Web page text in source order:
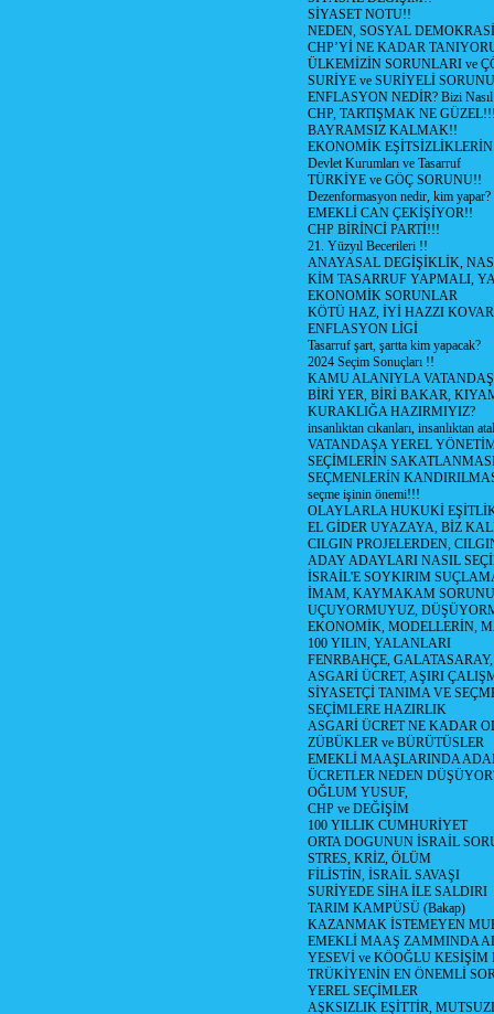
SİYASET NOTU!!
NEDEN, SOSYAL
CHP’Yİ NE KADAR
ÜLKEMİZİN SORUNLARI ve
SURİYE ve SURİYELİ
ENFLASYON NEDİR? Bizi
CHP, TARTIŞMAK NE
BAYRAMSIZ KALMAK!!
EKONOMİK
Devlet Kurumları ve Tasarruf
TÜRKİYE ve GÖÇ SORUNU!!
Dezenformasyon nedir, kim yapar?
EMEKLİ CAN ÇEKİŞİYOR!!
CHP BİRİNCİ PARTİ!!!
21. Yüzyıl Becerileri !!
ANAYASAL DEGİŞİKLİK,
KİM TASARRUF YAPMALI,
EKONOMİK SORUNLAR
KÖTÜ HAZ, İYİ HAZZI
ENFLASYON LİGİ
Tasarruf şart, şartta kim yapacak?
2024 Seçim Sonuçları !!
KAMU ALANIYLA
BİRİ YER, BİRİ BAKAR,
KURAKLIĞA HAZIRMIYIZ?
insanlıktan cıkanları, insanlıktan
VATANDAŞA YEREL
SEÇİMLERİN
SEÇMENLERİN
seçme işinin önemi!!!
OLAYLARLA HUKUKİ
EL GİDER UYAZAYA, BİZ
CILGIN PROJELERDEN,
ADAY ADAYLARI NASIL
İSRAİL'E SOYKIRIM
İMAM, KAYMAKAM SORUNU
UÇUYORMUYUZ,
EKONOMİK, MODELLERİN,
100 YILIN, YALANLARI
FENRBAHÇE,
ASGARİ ÜCRET, AŞIRI
SİYASETÇİ TANIMA VE
SEÇİMLERE HAZIRLIK
ASGARİ ÜCRET NE KADAR
ZÜBÜKLER ve BÜRÜTÜSLER
EMEKLİ MAAŞLARINDA
ÜCRETLER NEDEN
OĞLUM YUSUF,
CHP ve DEĞİŞİM
100 YILLIK CUMHURİYET
ORTA DOGUNUN İSRAİL
STRES, KRİZ, ÖLÜM
FİLİSTİN, İSRAİL SAVAŞI
SURİYEDE SİHA İLE SALDIRI
TARIM KAMPÜSÜ (Bakap)
KAZANMAK İSTEMEYEN
EMEKLİ MAAŞ ZAMMINDA
YESEVİ ve KÖOĞLU
TRÜKİYENİN EN ÖNEMLİ
YEREL SEÇİMLER
AŞKSIZLIK EŞİTTİR,